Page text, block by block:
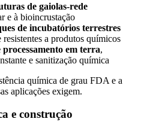
de gaiolas-rede
e à bioincrustação
de incubatórios terrestres
a produtos químicos
processamento em terra,
e sanitização química
química de grau FDA e a
aplicações exigem.
e construção